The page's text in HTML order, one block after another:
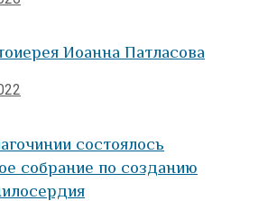
Иоанна Патласова
состоялось
собрание по созданию